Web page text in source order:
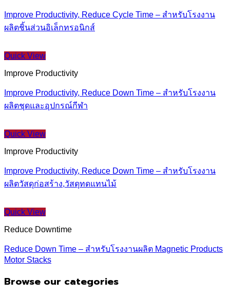
Improve Productivity, Reduce Cycle Time – สำหรับโรงงาน
ผลิตชิ้นส่วนอิเล็กทรอนิกส์
Quick View
Improve Productivity
Improve Productivity, Reduce Down Time – สำหรับโรงงาน
ผลิตชุดและอุปกรณ์กีฬา
Quick View
Improve Productivity
Improve Productivity, Reduce Down Time – สำหรับโรงงาน
ผลิตวัสดุก่อสร้าง,วัสดุทดแทนไม้
Quick View
Reduce Downtime
Reduce Down Time – สำหรับโรงงานผลิต Magnetic Products
Motor Stacks
Browse our categories